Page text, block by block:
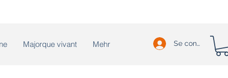
Majorque vivant Mehr Se connecter